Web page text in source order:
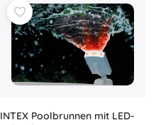
INTEX Poolbrunnen mit LED-